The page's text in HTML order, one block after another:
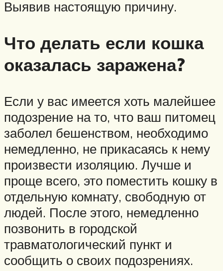
Выявив настоящую причину.
Что делать если кошка
оказалась заражена?
Если у вас имеется хоть малейшее
подозрение на то, что ваш питомец
заболел бешенством, необходимо
немедленно, не прикасаясь к нему
произвести изоляцию. Лучше и
проще всего, это поместить кошку в
отдельную комнату, свободную от
людей. После этого, немедленно
позвонить в городской
травматологический пункт и
сообщить о своих подозрениях.